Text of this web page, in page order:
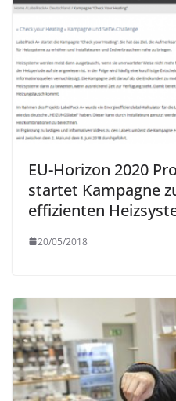
EU-Horizon 2020
startet Kampagne
effizienten
20/05/2018